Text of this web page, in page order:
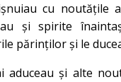
cu noutățile
și spirite
părinților și le
aduceau și alte